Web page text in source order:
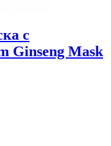
с
Ginseng Mask